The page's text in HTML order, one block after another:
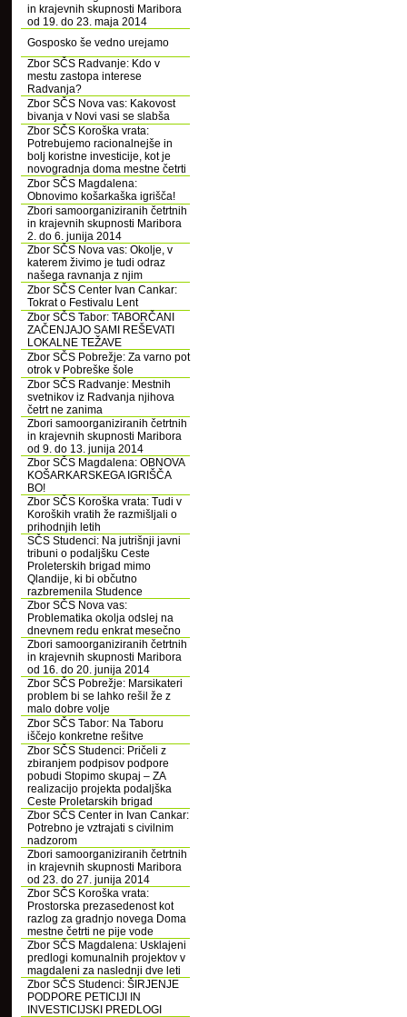
in krajevnih skupnosti Maribora
od 19. do 23. maja 2014
Gosposko še vedno urejamo
Zbor SČS Radvanje: Kdo v
mestu zastopa interese
Radvanja?
Zbor SČS Nova vas: Kakovost
bivanja v Novi vasi se slabša
Zbor SČS Koroška vrata:
Potrebujemo racionalnejše in
bolj koristne investicije, kot je
novogradnja doma mestne četrti
Zbor SČS Magdalena:
Obnovimo košarkaška igrišča!
Zbori samoorganiziranih četrtnih
in krajevnih skupnosti Maribora
2. do 6. junija 2014
Zbor SČS Nova vas: Okolje, v
katerem živimo je tudi odraz
našega ravnanja z njim
Zbor SČS Center Ivan Cankar:
Tokrat o Festivalu Lent
Zbor SČS Tabor: TABORČANI
ZAČENJAJO SAMI REŠEVATI
LOKALNE TEŽAVE
Zbor SČS Pobrežje: Za varno pot
otrok v Pobreške šole
Zbor SČS Radvanje: Mestnih
svetnikov iz Radvanja njihova
četrt ne zanima
Zbori samoorganiziranih četrtnih
in krajevnih skupnosti Maribora
od 9. do 13. junija 2014
Zbor SČS Magdalena: OBNOVA
KOŠARKARSKEGA IGRIŠČA
BO!
Zbor SČS Koroška vrata: Tudi v
Koroških vratih že razmišljali o
prihodnjih letih
SČS Studenci: Na jutrišnji javni
tribuni o podaljšku Ceste
Proleterskih brigad mimo
Qlandije, ki bi občutno
razbremenila Studence
Zbor SČS Nova vas:
Problematika okolja odslej na
dnevnem redu enkrat mesečno
Zbori samoorganiziranih četrtnih
in krajevnih skupnosti Maribora
od 16. do 20. junija 2014
Zbor SČS Pobrežje: Marsikateri
problem bi se lahko rešil že z
malo dobre volje
Zbor SČS Tabor: Na Taboru
iščejo konkretne rešitve
Zbor SČS Studenci: Pričeli z
zbiranjem podpisov podpore
pobudi Stopimo skupaj – ZA
realizacijo projekta podaljška
Ceste Proletarskih brigad
Zbor SČS Center in Ivan Cankar:
Potrebno je vztrajati s civilnim
nadzorom
Zbori samoorganiziranih četrtnih
in krajevnih skupnosti Maribora
od 23. do 27. junija 2014
Zbor SČS Koroška vrata:
Prostorska prezasedenost kot
razlog za gradnjo novega Doma
mestne četrti ne pije vode
Zbor SČS Magdalena: Usklajeni
predlogi komunalnih projektov v
magdaleni za naslednji dve leti
Zbor SČS Studenci: ŠIRJENJE
PODPORE PETICIJI IN
INVESTICIJSKI PREDLOGI